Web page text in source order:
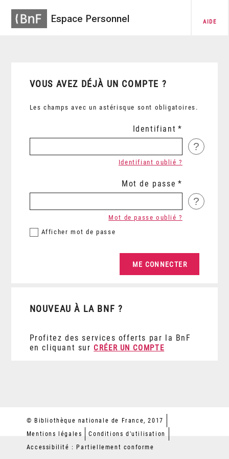
Espace Personnel AIDE
VOUS AVEZ DÉJÀ UN COMPTE ?
Les champs avec un astérisque sont obligatoires.
Identifiant
?
Identifiant oublié ?
Mot de passe
?
Afficher mot de passe
Mot de passe oublié ?
NOUVEAU À LA BNF ?
Profitez des services offerts par la BnF
en cliquant sur CRÉER UN COMPTE
© Bibliothèque nationale de France, 2017
Mentions légales
Conditions d'utilisation
Accessibilité : Partiellement conforme